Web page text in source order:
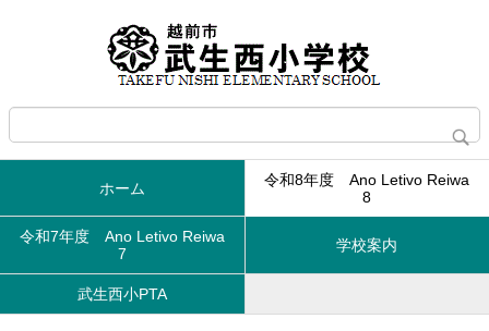
ホーム
令和8年度 Ano Letivo Reiwa
8
令和7年度 Ano Letivo Reiwa
7
学校案内
武生西小PTA